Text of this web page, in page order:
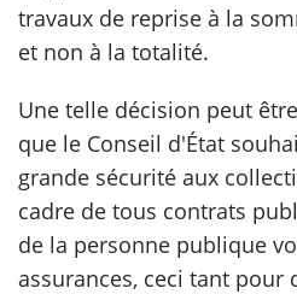
travaux de reprise à la
et non à la totalité.
Une telle décision peut
que le Conseil d'État
grande sécurité aux
cadre de tous contrats
de la personne publique
assurances, ceci tant pour